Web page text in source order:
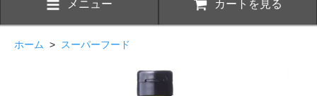
メニュー カートを見る
ホーム > スーパーフード